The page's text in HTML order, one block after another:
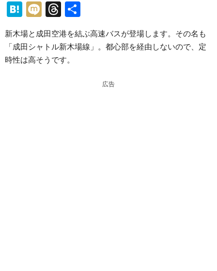
H
e
n
M
T
e
a
新木場と成田空港を結ぶ高速バスが登場します。その名も
「成田シャトル新木場線」。都心部を経由しないので、定
時性は高そうです。
広告